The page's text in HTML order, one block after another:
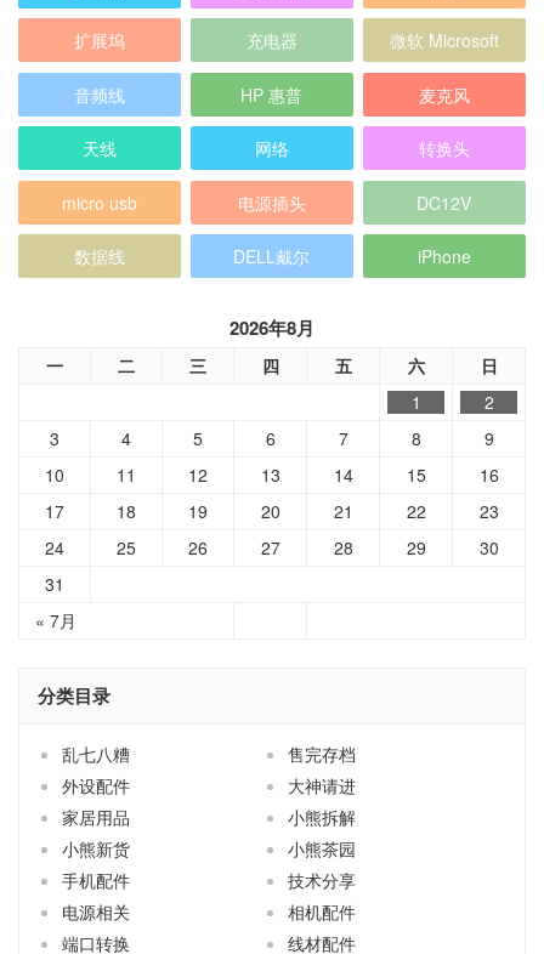
扩展坞 充电器 微软 Microsoft
音频线 HP 惠普 麦克风
天线 网络 转换头
micro usb 电源插头 DC12V
数据线 DELL戴尔 iPhone
2026年8月
一 二 三 四 五 六 日
« 7月
1
2
3
4 5 6 7 8
9
10
11 12 13 14 15
16
17
18 19 20 21 22
23
24
25 26 27 28 29
30
31
分类目录
乱七八糟
售完存档
外设配件
大神请进
家居用品
小熊拆解
小熊新货
小熊茶园
手机配件
技术分享
电源相关
相机配件
端口转换
线材配件